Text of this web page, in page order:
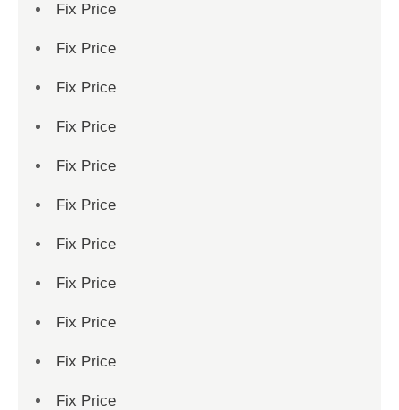
Fix Price
Fix Price
Fix Price
Fix Price
Fix Price
Fix Price
Fix Price
Fix Price
Fix Price
Fix Price
Fix Price